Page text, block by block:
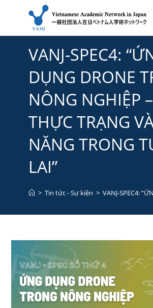
Skip
VANJ-SPEC4:
DỤNG DRONE
NÔNG NGHIỆP –
THỰC TRẠNG
NĂNG TRONG
LAI”
> Tin tức - Sự kiện > VANJ-SPEC4: